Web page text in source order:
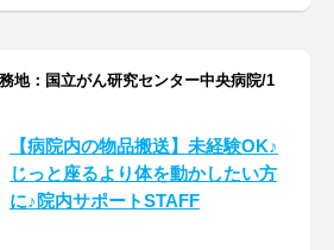
地：国立がん研究センター中央病院/1
【病院内の物品搬送】未経験OK♪
じっと座るより体を動かしたい方
に♪院内サポートSTAFF